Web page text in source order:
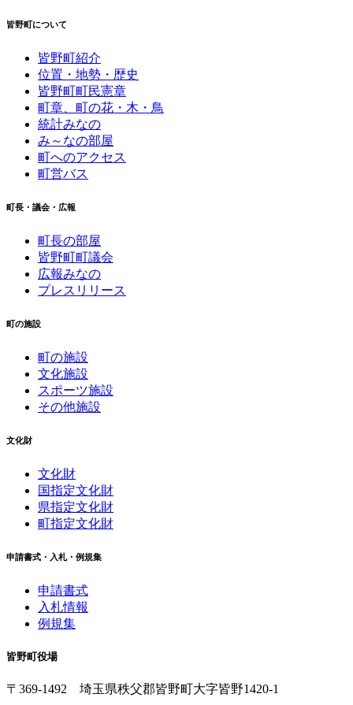
皆野町について
皆野町紹介
位置・地勢・歴史
皆野町町民憲章
町章、町の花・木・鳥
統計みなの
み～なの部屋
町へのアクセス
町営バス
町長・議会・広報
町長の部屋
皆野町町議会
広報みなの
プレスリリース
町の施設
町の施設
文化施設
スポーツ施設
その他施設
文化財
文化財
国指定文化財
県指定文化財
町指定文化財
申請書式・入札・例規集
申請書式
入札情報
例規集
皆野町役場
〒369-1492 埼玉県秩父郡皆野町 大字皆野1420-1